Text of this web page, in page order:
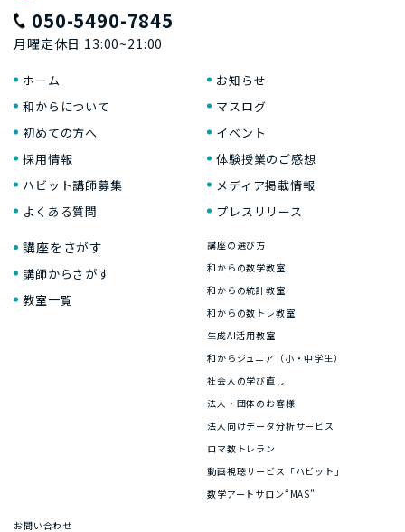
050-5490-7845
月曜定休日 13:00~21:00
ホーム
和からについて
初めての方へ
採用情報
ハビット講師募集
よくある質問
お知らせ
マスログ
イベント
体験授業のご感想
メディア掲載情報
プレスリリース
講座をさがす
講師からさがす
教室一覧
講座の選び方
和からの数学教室
和からの統計教室
和からの数トレ教室
生成AI活用教室
和からジュニア（小・中学生）
社会人の学び直し
法人・団体のお客様
法人向けデータ分析サービス
ロマ数トレラン
動画視聴サービス「ハビット」
数学アートサロン“MAS”
お問い合わせ